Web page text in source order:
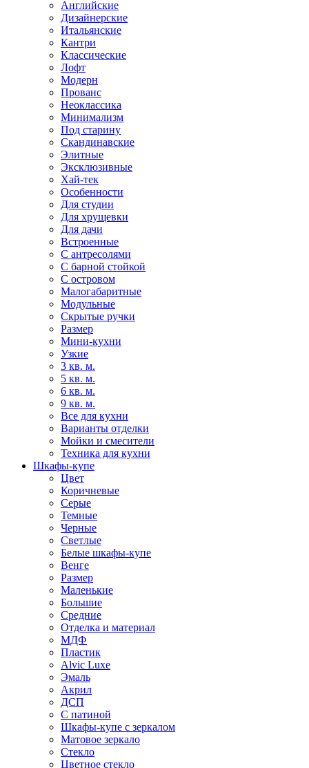
Английские
Дизайнерские
Итальянские
Кантри
Классические
Лофт
Модерн
Прованс
Неоклассика
Минимализм
Под старину
Скандинавские
Элитные
Эксклюзивные
Хай-тек
Особенности
Для студии
Для хрущевки
Для дачи
Встроенные
С антресолями
С барной стойкой
С островом
Малогабаритные
Модульные
Скрытые ручки
Размер
Мини-кухни
Узкие
3 кв. м.
5 кв. м.
6 кв. м.
9 кв. м.
Все для кухни
Варианты отделки
Мойки и смесители
Техника для кухни
Шкафы-купе
Цвет
Коричневые
Серые
Темные
Черные
Светлые
Белые шкафы-купе
Венге
Размер
Маленькие
Большие
Средние
Отделка и материал
МДФ
Пластик
Alvic Luxe
Эмаль
Акрил
ДСП
С патиной
Шкафы-купе с зеркалом
Матовое зеркало
Стекло
Цветное стекло